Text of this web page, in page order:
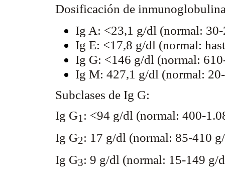
Dosificación de
Ig A: <23,1 g/dl (normal:
Ig E: <17,8 g/dl (normal:
Ig G: <146 g/dl (normal:
Ig M: 427,1 g/dl (normal:
Subclases de Ig G:
Ig G1 : <94 g/dl (normal: 400-
Ig G2: 17 g/dl (normal: 85-410
Ig G3: 9 g/dl (normal: 15-149 g/